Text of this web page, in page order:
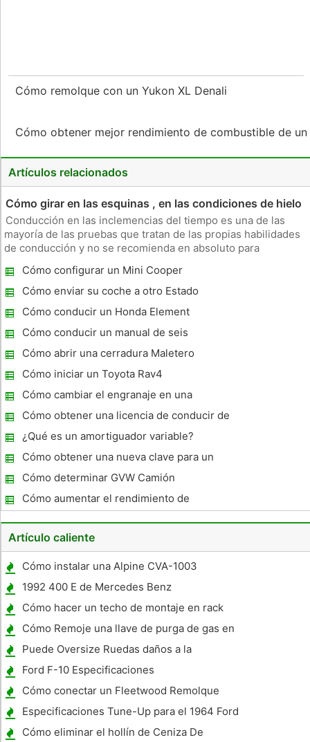
Cómo remolque con un Yukon XL Denali
Cómo obtener mejor rendimiento de combustible de
Artículos relacionados
Cómo girar en las esquinas , en las condiciones de hielo
Conducción en las inclemencias del tiempo es una de las
mayoría de las pruebas que tratan de las propias habilidades
de conducción y no se recomienda en absoluto para
vehículos con pitillo, neumáticos de baja rodadura . Los
conductores deben
Cómo configurar un Mini Cooper
Cómo enviar su coche a otro Estado
Cómo conducir un Honda Element
Cómo conducir un manual de seis
velocidades Mazda RX-8
Cómo abrir una cerradura Maletero
Cómo iniciar un Toyota Rav4
Cómo cambiar el engranaje en una
transmisión Saturno
Cómo obtener una licencia de conducir de
nuevo en Illinois
¿Qué es un amortiguador variable?
Cómo obtener una nueva clave para un
coche
Cómo determinar GVW Camión
Valoraciones
Cómo aumentar el rendimiento de
combustible de una camioneta Dodge RAM
5.9L
Artículo caliente
Cómo instalar una Alpine CVA-1003
1992 400 E de Mercedes Benz
Especificaciones
Cómo hacer un techo de montaje en rack
Cómo Remoje una llave de purga de gas en
la gasolina en Swell nuevas juntas tóricas
Puede Oversize Ruedas daños a la
transmisión?
Ford F-10 Especificaciones
Cómo conectar un Fleetwood Remolque
Especificaciones Tune-Up para el 1964 Ford
Falcon
Cómo eliminar el hollín de Ceniza De